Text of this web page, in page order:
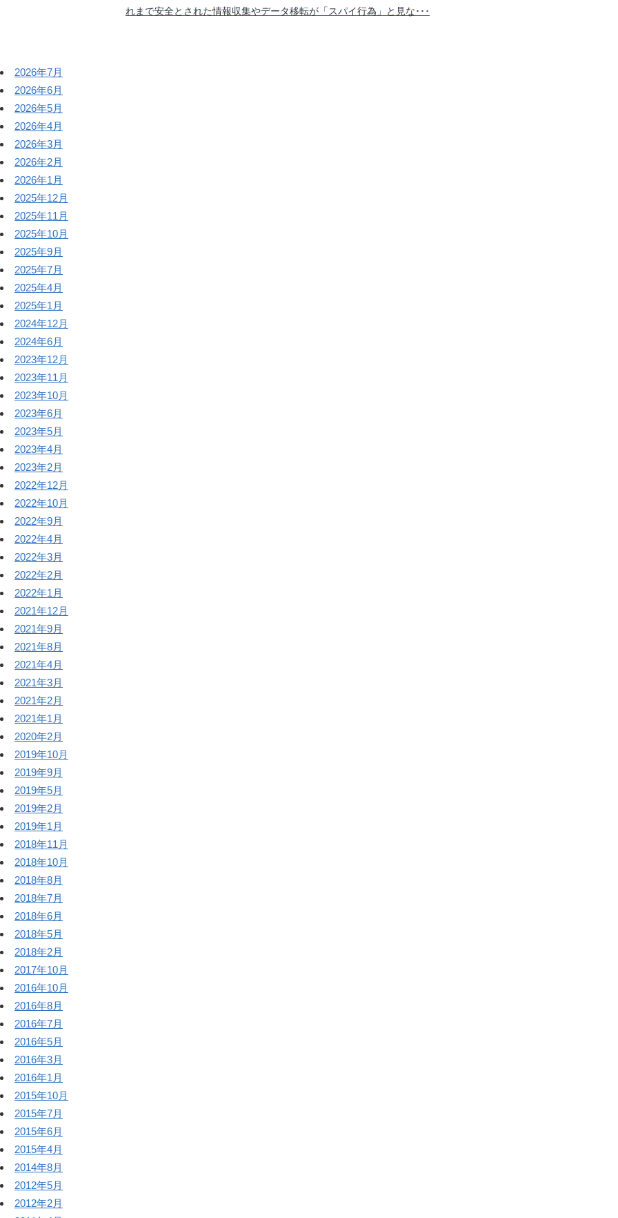
れまで安全とされた情報収集やデータ移転が「スパイ行為」と見な･･･
2026年7月
2026年6月
2026年5月
2026年4月
2026年3月
2026年2月
2026年1月
2025年12月
2025年11月
2025年10月
2025年9月
2025年7月
2025年4月
2025年1月
2024年12月
2024年6月
2023年12月
2023年11月
2023年10月
2023年6月
2023年5月
2023年4月
2023年2月
2022年12月
2022年10月
2022年9月
2022年4月
2022年3月
2022年2月
2022年1月
2021年12月
2021年9月
2021年8月
2021年4月
2021年3月
2021年2月
2021年1月
2020年2月
2019年10月
2019年9月
2019年5月
2019年2月
2019年1月
2018年11月
2018年10月
2018年8月
2018年7月
2018年6月
2018年5月
2018年2月
2017年10月
2016年10月
2016年8月
2016年7月
2016年5月
2016年3月
2016年1月
2015年10月
2015年7月
2015年6月
2015年4月
2014年8月
2012年5月
2012年2月